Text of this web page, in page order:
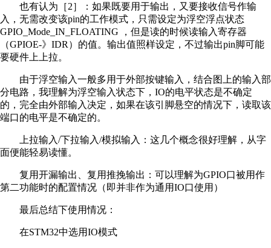
也有认为［2］：如果既要用于输出，又要接收信号作输
入，无需改变该pin的工作模式，只需设定为浮空浮点状态
GPIO_Mode_IN_FLOATING ，但是读的时候读输入寄存器
（GPIOE-》IDR）的值。输出值照样设定，不过输出pin脚可能
要硬件上上拉。
由于浮空输入一般多用于外部按键输入，结合图上的输入部
分电路，我理解为浮空输入状态下，IO的电平状态是不确定
的，完全由外部输入决定，如果在该引脚悬空的情况下，读取该
端口的电平是不确定的。
上拉输入/下拉输入/模拟输入：这几个概念很好理解，从字
面便能轻易读懂。
复用开漏输出、复用推挽输出：可以理解为GPIO口被用作
第二功能时的配置情况（即并非作为通用IO口使用）
最后总结下使用情况：
在STM32中选用IO模式